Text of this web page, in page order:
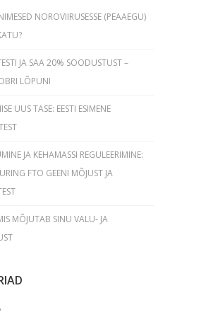
NOROVIIRUSESSE (PEAAEGU)
JA SAA 20% SOODUSTUST –
LÕPUNI
UUS TASE: EESTI ESIMENE
JA KEHAMASSI REGULEERIMINE:
FTO GEENI MÕJUST JA
MÕJUTAB SINU VALU- JA